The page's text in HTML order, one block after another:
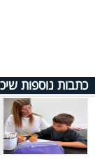
כתבות נוספות